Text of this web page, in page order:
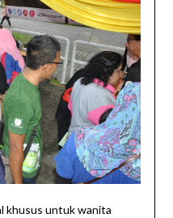
khusus untuk wanita